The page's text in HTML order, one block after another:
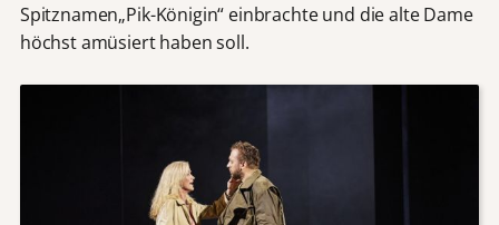
Spitznamen„Pik-Königin“ einbrachte und die alte Dame
höchst amüsiert haben soll.